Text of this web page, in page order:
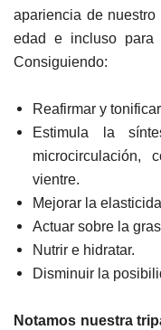
apariencia de
edad e incluso para
Consiguiendo:
Reafirmar y
Estimula la
microcirculación,
vientre.
Mejorar la
Actuar sobre la
Nutrir e hidratar.
Disminuir la
Notamos nuestra